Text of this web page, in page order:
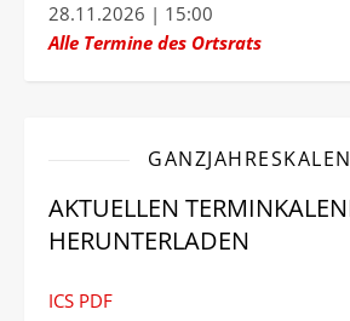
28.11.2026 | 15:00
Alle Termine des Ortsrats
AKTUELLEN
HERUNTERLADEN
ICS PDF